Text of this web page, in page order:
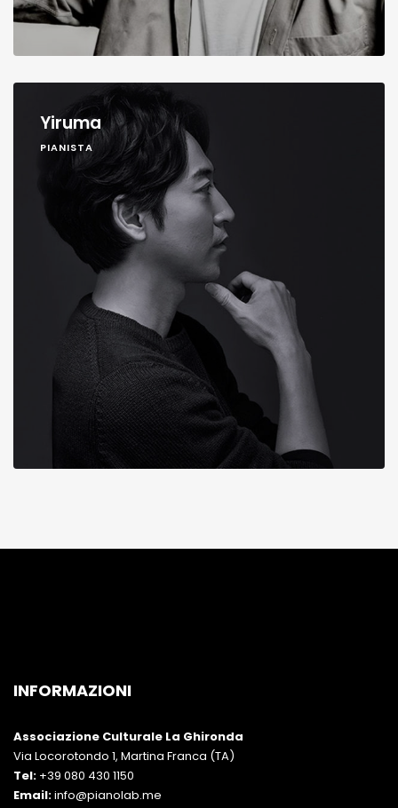
Yiruma
PIANISTA
INFORMAZIONI
Associazione Culturale La Ghironda
Via Locorotondo 1, Martina Franca (TA)
Tel: +39 080 430 1150
Email:info@pianolab.me